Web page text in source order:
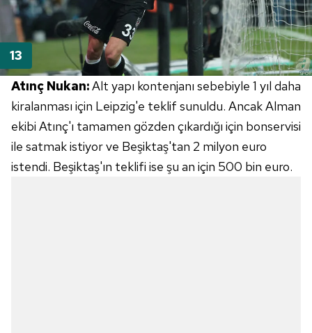
verileriniz işlenmekte olup gerekli olan çerezler bilgi
toplumu hizmetlerinin sunulması amacıyla
kullanılmaktadır. Diğer çerezler, sitemizin daha işlevsel
kılınması ve kişiselleştirilmesi ve sizlere yönelik
reklam/pazarlama faaliyetlerinin yapılması, amaçlarıyla
sınırlı olarak açık rızanız dahilinde kullanılacaktır.
Çerezlere ilişkin tercihlerinizi aşağıda yer alan panel
vasıtasıyla belirleyebilirsiniz. Çerezlere ilişkin detaylı bilgi
için Ayarlar butonuna tıklayabilir,Çerez Bilgilendirme
Atınç Nukan:Alt yapı kontenjanı sebebiyle 1 yıl daha
kiralanması için Leipzig'e teklif sunuldu. Ancak Alman
ekibi Atınç'ı tamamen gözden çıkardığı için bonservisi
ile satmak istiyor ve Beşiktaş'tan 2 milyon euro
istendi. Beşiktaş'ın teklifi ise şu an için 500 bin euro.